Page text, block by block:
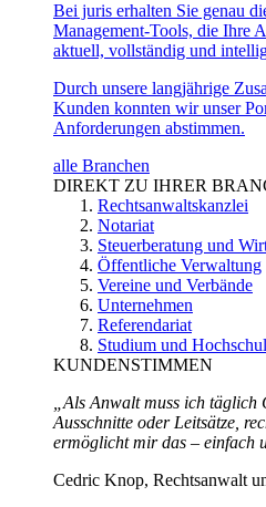
Bei juris erhalten Sie genau
Management-Tools, die Ihre
aktuell, vollständig und
Durch unsere langjährige
Kunden konnten wir unser
Anforderungen abstimmen.
alle Branchen
DIREKT ZU IHRER
Rechtsanwaltskanzlei
Notariat
Steuerberatung und
Öffentliche Verwaltung
Vereine und Verbände
Unternehmen
Referendariat
Studium und
KUNDENSTIMMEN
„Als Anwalt muss ich
Ausschnitte oder Leitsätze,
ermöglicht mir das – einfach
Cedric Knop, Rechtsanwalt